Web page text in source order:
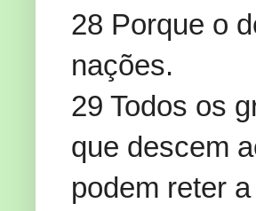
28 Porque o
nações.
29 Todos os
que descem
podem reter